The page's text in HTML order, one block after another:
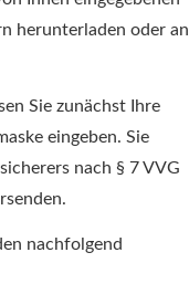
herunterladen oder an
Sie zunächst Ihre
eingeben. Sie
nach § 7 VVG
nachfolgend